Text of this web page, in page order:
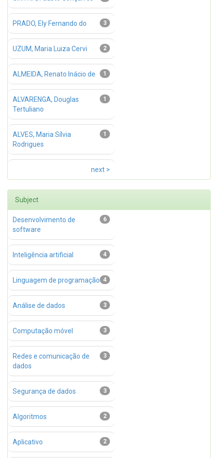
3
PRADO, Ely Fernando do
2
UZUM, Maria Luiza Cervi
1
ALMEIDA, Renato Inácio de
1
ALVARENGA, Douglas
Tertuliano
1
ALVES, Maria Sílvia
Rodrigues
next >
Subject
6
Desenvolvimento de
software
4
Inteligência artificial
4
Linguagem de programação
3
Análise de dados
3
Computação móvel
3
Redes e comunicação de
dados
3
Segurança de dados
2
Algoritmos
2
Aplicativo